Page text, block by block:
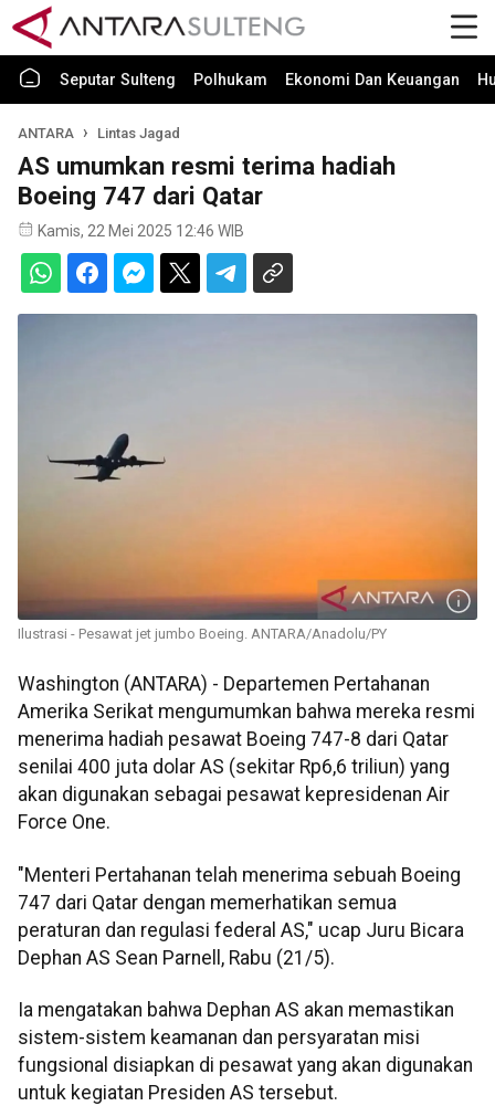
Seputar Sulteng Polhukam Ekonomi Dan Keuangan
ANTARA Lintas Jagad
AS umumkan resmi terima hadiah
Boeing 747 dari Qatar
Kamis, 22 Mei 2025 12:46 WIB
Ilustrasi - Pesawat jet jumbo Boeing. ANTARA/Anadolu/PY
Washington (ANTARA) - Departemen Pertahanan
Amerika Serikat mengumumkan bahwa mereka resmi
menerima hadiah pesawat Boeing 747-8 dari Qatar
senilai 400 juta dolar AS (sekitar Rp6,6 triliun) yang
akan digunakan sebagai pesawat kepresidenan Air
Force One.
"Menteri Pertahanan telah menerima sebuah Boeing
747 dari Qatar dengan memerhatikan semua
peraturan dan regulasi federal AS," ucap Juru Bicara
Dephan AS Sean Parnell, Rabu (21/5).
Ia mengatakan bahwa Dephan AS akan memastikan
sistem-sistem keamanan dan persyaratan misi
fungsional disiapkan di pesawat yang akan digunakan
untuk kegiatan Presiden AS tersebut.